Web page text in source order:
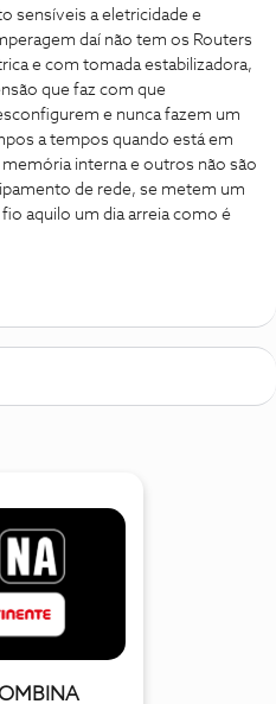
sensíveis a eletricidade e
daí não tem os Routers
e com tomada estabilizadora,
que faz com que
e nunca fazem um
a tempos quando está em
interna e outros não são
de rede, se metem um
aquilo um dia arreia como é